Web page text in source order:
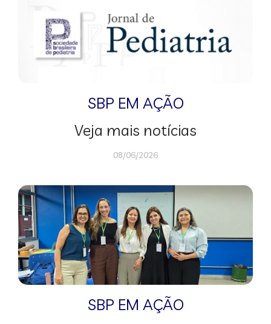
SBP EM AÇÃO
Veja mais notícias
08/06/2026
SBP EM AÇÃO